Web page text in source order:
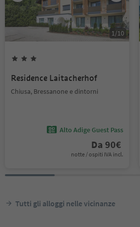
1/10
Residence Laitacherhof
Chiusa, Bressanone e dintorni
Alto Adige Guest Pass
Da 90€
notte / ospiti IVA incl.
Tutti gli alloggi nelle vicinanze